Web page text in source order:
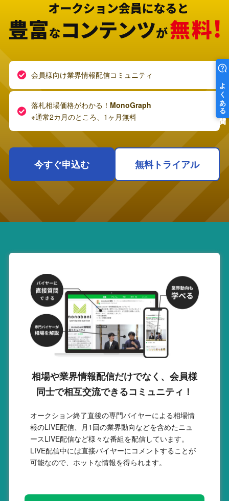
会員様向け業界情報配信コミュニティ
落札相場価格がわかる！ MonoGraph
※通常2カ月のところ、1ヶ月無料
今すぐ申込む 無料トライアル
相場や業界情報配信だけでなく、会員様
同士で相互交流できるコミュニティ！
オークション終了直後の専門バイヤーによる相場情
報のLIVE配信、月1回の業界動向などを含めたニュ
ースLIVE配信など様々な番組を配信しています。
LIVE配信中には直接バイヤーにコメントすることが
可能なので、ホットな情報を得られます。